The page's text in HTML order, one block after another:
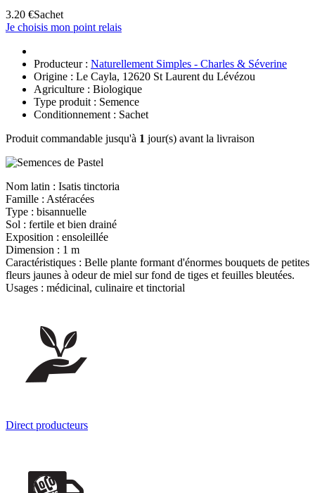
3.20 €Sachet
Je choisis mon point relais
Producteur : Naturellement Simples - Charles & Séverine
Origine : Le Cayla, 12620 St Laurent du Lévézou
Agriculture : Biologique
Type produit : Semence
Conditionnement : Sachet
Produit commandable jusqu'à 1 jour(s) avant la livraison
Nom latin : Isatis tinctoria
Famille : Astéracées
Type : bisannuelle
Sol : fertile et bien drainé
Exposition : ensoleillée
Dimension : 1 m
Caractéristiques : Belle plante formant d'énormes bouquets de petites
fleurs jaunes à odeur de miel sur fond de tiges et feuilles bleutées.
Usages : médicinal, culinaire et tinctorial
Direct producteurs